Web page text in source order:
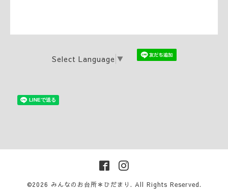
Select Language ▼
©2026 みんなのお台所＊ひだまり . All Rights Reserved.